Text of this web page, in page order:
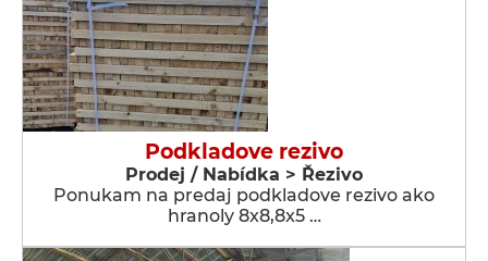
Podkladove rezivo
Prodej / Nabídka > Řezivo
Ponukam na predaj podkladove rezivo ako
hranoly 8x8,8x5 …